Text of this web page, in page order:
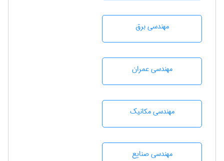
مهندسی برق
مهندسی عمران
مهندسی مکانیک
مهندسی صنايع